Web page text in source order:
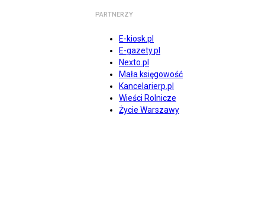
PARTNERZY
E-kiosk.pl
E-gazety.pl
Nexto.pl
Mała księgowość
Kancelarierp.pl
Wieści Rolnicze
Życie Warszawy